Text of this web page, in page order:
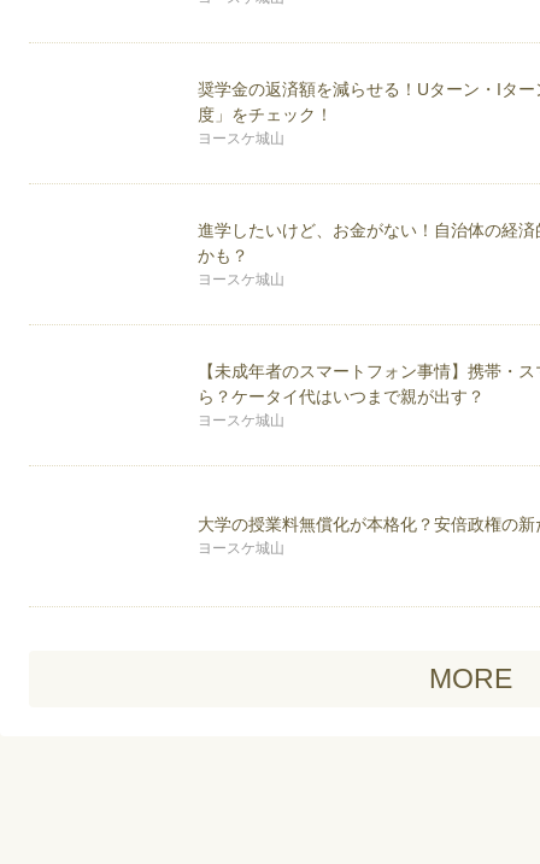
業 障害年金 40代の転職 出版について 潜在貯蓄
ーン地獄に落ちない為の家計防衛のススメ。』
http://kotukotushinai.jimdo.com/
にもまとめられている。
ブログ『節約アドバイザー ヨースケ城山ブログ』
【著書】
2012年 給料そのままで「月5万円」節約作戦【ごま
2015年 給料そのままで「月5万円」節約作戦がkindle
2017年 給料そのままで「月5万円」節約作戦 増補
2017年 老後資金は49.9歳までに貯め始めなさい！
は？ 発売
ば他の節約は不要！発売
奨学金の返済額を減らせる！Uターン・Iタ
度」をチェック！
ヨースケ城山
進学したいけど、お金がない！自治体の経
かも？
ヨースケ城山
【未成年者のスマートフォン事情】携帯・
ら？ケータイ代はいつまで親が出す？
ヨースケ城山
大学の授業料無償化が本格化？安倍政権の
ヨースケ城山
MORE